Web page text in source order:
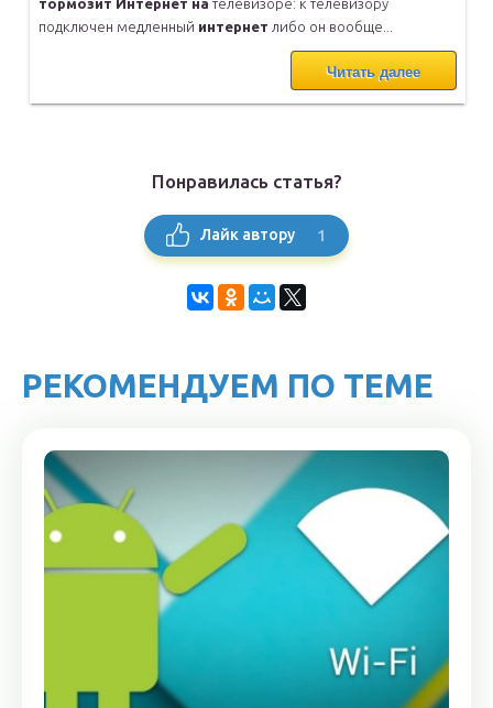
подключен медленный интернет либо он вообще...
Читать далее
Понравилась статья?
Лайк автору 1
РЕКОМЕНДУЕМ ПО ТЕМЕ